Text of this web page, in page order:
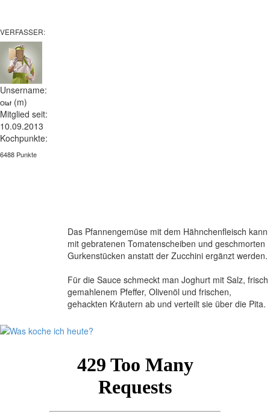
VERFASSER:
Unsername:
Olaf (m)
Mitglied seit:
10.09.2013
Kochpunkte:
6488 Punkte
Das Pfannengemüse mit dem Hähnchenfleisch kann
mit gebratenen Tomatenscheiben und geschmorten
Gurkenstücken anstatt der Zucchini ergänzt werden.
Für die Sauce schmeckt man Joghurt mit Salz, frisch
gemahlenem Pfeffer, Olivenöl und frischen,
gehackten Kräutern ab und verteilt sie über die Pita.